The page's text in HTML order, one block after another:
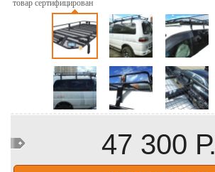
товар сертифицирован
47 300 Р.